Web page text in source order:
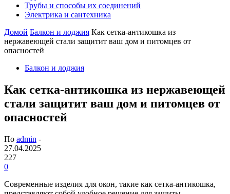
Трубы и способы их соединений
Электрика и сантехника
Домой Балкон и лоджия Как сетка-антикошка из
нержавеющей стали защитит ваш дом и питомцев от
опасностей
Балкон и лоджия
Как сетка-антикошка из нержавеющей
стали защитит ваш дом и питомцев от
опасностей
По admin -
27.04.2025
227
0
Современные изделия для окон, такие как сетка-антикошка,